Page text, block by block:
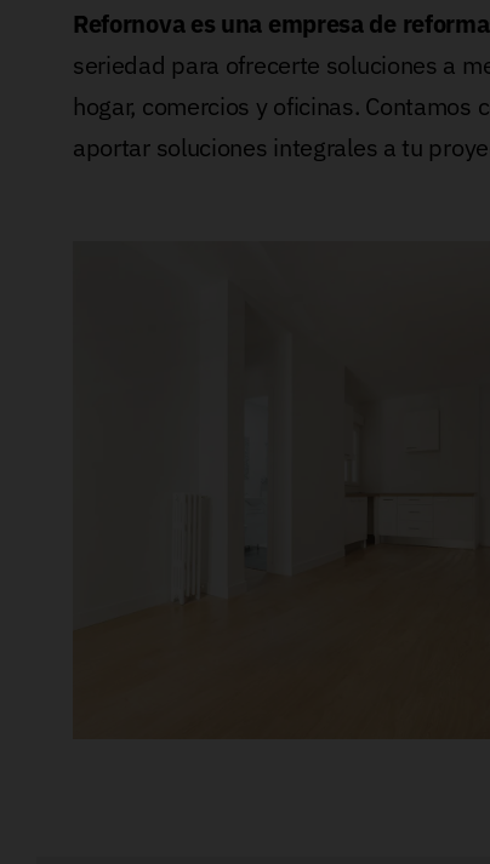
Refornova es una empresa de
seriedad para ofrecerte soluciones a
hogar, comercios y oficinas.
aportar soluciones integrales a tu